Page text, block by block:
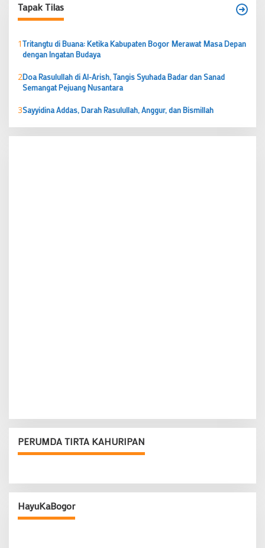
Tapak Tilas
1Tritangtu di Buana: Ketika Kabupaten Bogor Merawat Masa Depan
dengan Ingatan Budaya
2Doa Rasulullah di Al-Arish, Tangis Syuhada Badar dan Sanad
Semangat Pejuang Nusantara
3Sayyidina Addas, Darah Rasulullah, Anggur, dan Bismillah
PERUMDA TIRTA KAHURIPAN
HayuKaBogor